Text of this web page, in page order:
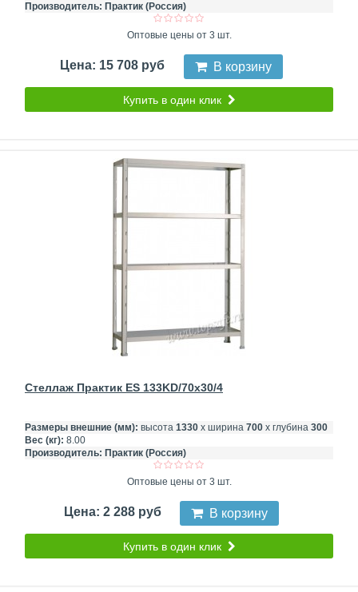
Производитель: Практик (Россия)
Оптовые цены от 3 шт.
Цена: 15 708 руб В корзину
Купить в один клик
Стеллаж Практик ES 133KD/70x30/4
Размеры внешние (мм): высота 1330 х ширина 700 х глубина 300
Вес (кг): 8.00
Производитель: Практик (Россия)
Оптовые цены от 3 шт.
Цена: 2 288 руб В корзину
Купить в один клик